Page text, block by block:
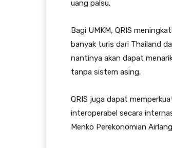
uang palsu.
Bagi UMKM, QRIS
banyak turis dari Thailand
nantinya akan dapat
tanpa sistem asing.
QRIS juga dapat
interoperabel secara
Menko Perekonomian